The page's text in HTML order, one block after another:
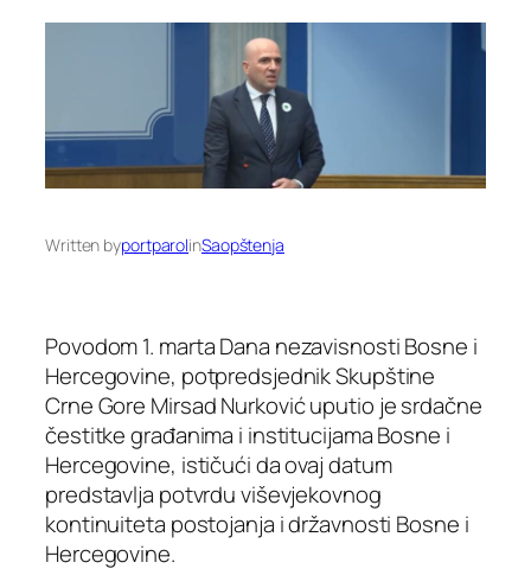
Written byportparolinSaopštenja
Povodom 1. marta Dana nezavisnosti Bosne i
Hercegovine, potpredsjednik Skupštine
Crne Gore Mirsad Nurković uputio je srdačne
čestitke građanima i institucijama Bosne i
Hercegovine, ističući da ovaj datum
predstavlja potvrdu viševjekovnog
kontinuiteta postojanja i državnosti Bosne i
Hercegovine.